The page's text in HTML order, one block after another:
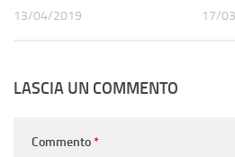
13/04/2019 17/
LASCIA UN COMMENTO
Commento*